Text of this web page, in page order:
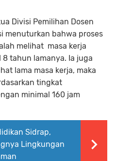
Divisi Pemilihan Dosen
menuturkan bahwa proses
melihat masa kerja
tahun lamanya. Ia juga
lama masa kerja, maka
tingkat
minimal 160 jam
Sidrap,
Lingkungan